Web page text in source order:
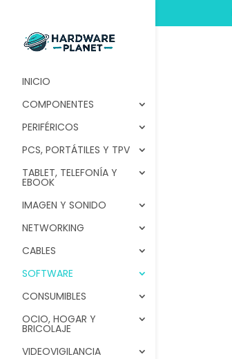
INICIO
COMPONENTES
PERIFÉRICOS
PCS, PORTÁTILES Y TPV
TABLET, TELEFONÍA Y
EBOOK
IMAGEN Y SONIDO
NETWORKING
CABLES
SOFTWARE
CONSUMIBLES
OCIO, HOGAR Y
BRICOLAJE
VIDEOVIGILANCIA